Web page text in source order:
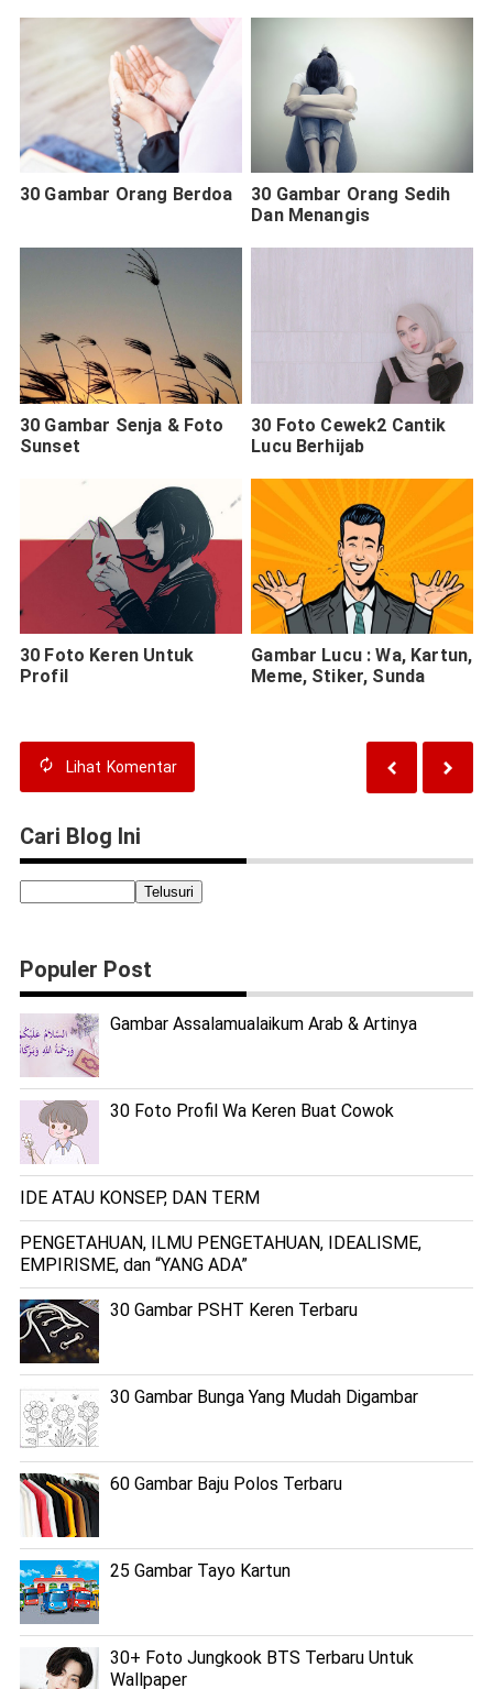
30 Gambar Orang Berdoa
30 Gambar Orang Sedih
Dan Menangis
30 Gambar Senja & Foto
Sunset
30 Foto Cewek2 Cantik
Lucu Berhijab
30 Foto Keren Untuk
Profil
Gambar Lucu : Wa, Kartun,
Meme, Stiker, Sunda
Lihat Komentar
Cari Blog Ini
Populer Post
Gambar Assalamualaikum Arab & Artinya
30 Foto Profil Wa Keren Buat Cowok
IDE ATAU KONSEP, DAN TERM
PENGETAHUAN, ILMU PENGETAHUAN, IDEALISME,
EMPIRISME, dan “YANG ADA”
30 Gambar PSHT Keren Terbaru
30 Gambar Bunga Yang Mudah Digambar
60 Gambar Baju Polos Terbaru
25 Gambar Tayo Kartun
30+ Foto Jungkook BTS Terbaru Untuk
Wallpaper